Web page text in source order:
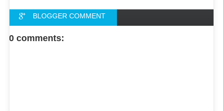
BLOGGER COMMENT
FACEBOOK COMMENT
0 comments: